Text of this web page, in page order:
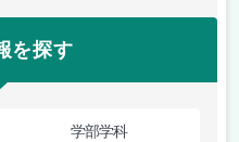
を探す
学部学科